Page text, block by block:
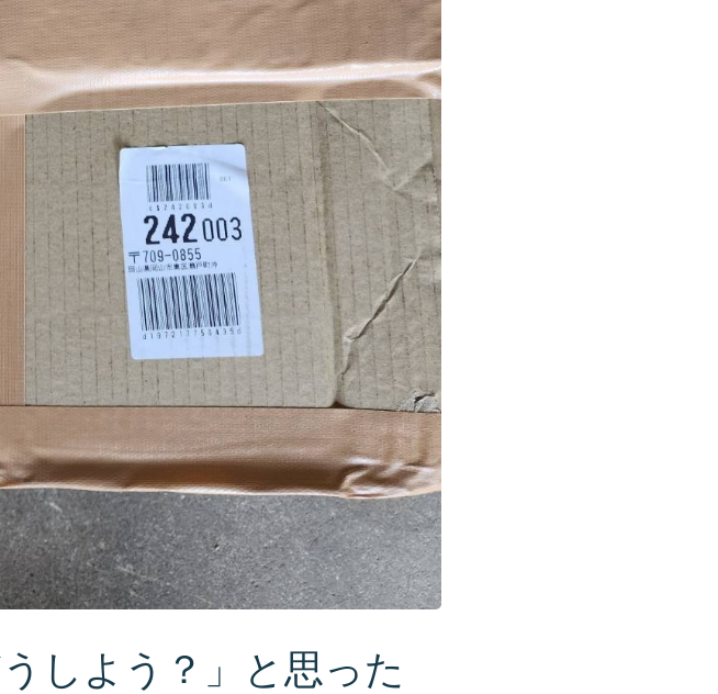
しよう？」と思った